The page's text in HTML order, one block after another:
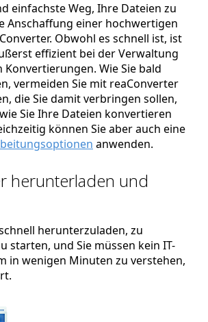
einfachste Weg, Ihre Dateien zu
Anschaffung einer hochwertigen
Obwohl es schnell ist, ist
effizient bei der Verwaltung
Konvertierungen. Wie Sie bald
vermeiden Sie mit reaConverter
die Sie damit verbringen sollen,
Sie Ihre Dateien konvertieren
können Sie aber auch eine
anwenden.
herunterladen und
herunterzuladen, zu
starten, und Sie müssen kein IT-
in wenigen Minuten zu verstehen,